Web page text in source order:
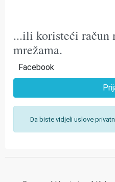
...ili koristeći račun
mrežama.
Facebook
Da biste vidjeli uslove